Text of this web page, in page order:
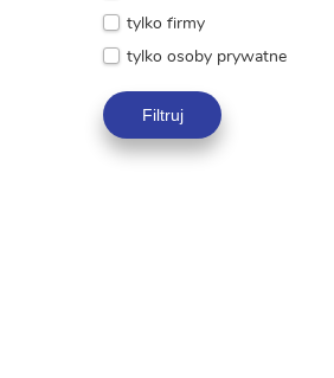
tylko firmy
tylko osoby prywatne
Filtruj